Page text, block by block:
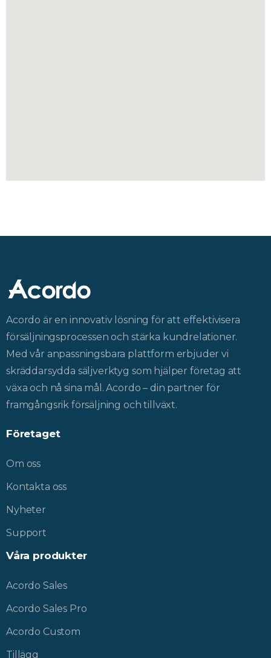
Acordo är en innovativ lösning för att effektivisera
försäljningsprocessen och stärka kundrelationer.
Med vår anpassningsbara plattform erbjuder vi
skräddarsydda säljverktyg som hjälper företag att
växa och nå sina mål. Acordo – din partner för
framgångsrik försäljning och tillväxt.
Företaget
Om oss
Kontakta oss
Nyheter
Support
Våra produkter
Acordo Sales
Acordo Sales Pro
Acordo Custom
Tillägg